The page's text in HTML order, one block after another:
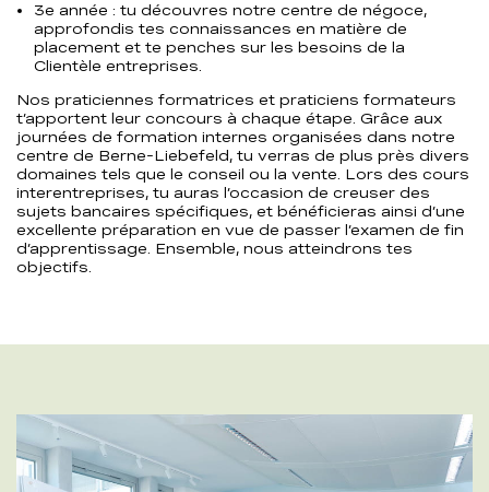
3e année : tu découvres notre centre de négoce,
approfondis tes connaissances en matière de
placement et te penches sur les besoins de la
Clientèle entreprises.
Nos praticiennes formatrices et praticiens formateurs
t’apportent leur concours à chaque étape. Grâce aux
journées de formation internes organisées dans notre
centre de Berne-Liebefeld, tu verras de plus près divers
domaines tels que le conseil ou la vente. Lors des cours
interentreprises, tu auras l’occasion de creuser des
sujets bancaires spécifiques, et bénéficieras ainsi d’une
excellente préparation en vue de passer l’examen de fin
d’apprentissage. Ensemble, nous atteindrons tes
objectifs.